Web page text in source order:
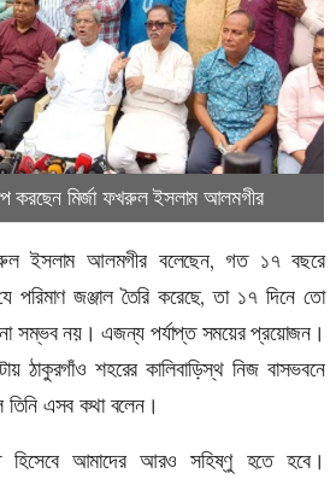
করছেন মির্জা ফখরুল ইসলাম আলমগীর
ইসলাম আলমগীর বলেছেন, গত ১৭ বছরে
পরিমাণ জঞ্জাল তৈরি করেছে, তা ১৭ দিনে তো
সম্ভব নয়। এজন্য পর্যাপ্ত সময়ের প্রয়োজন।
ঠাকুরগাঁও শহরের কালিবাড়িস্থ নিজ বাসভবনে
তিনি এসব কথা বলেন।
হিসেবে আমাদের আরও সহিষ্ণু হতে হবে।